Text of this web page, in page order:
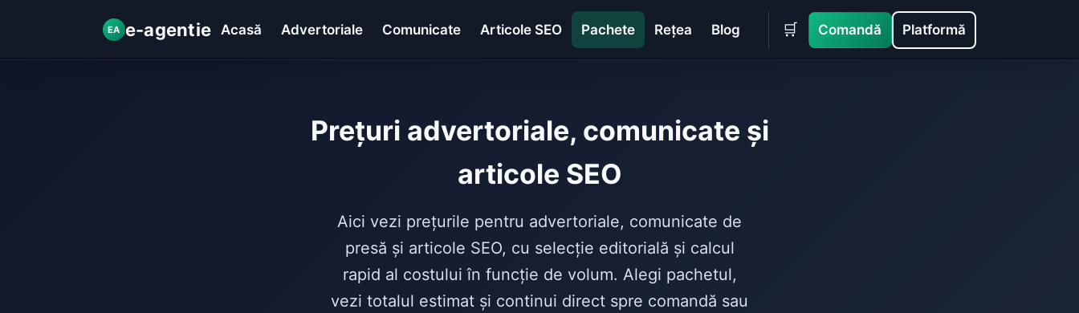
EA e-agentie Acasă Advertoriale Comunicate Articole SEO Pachete Rețea Blog 🛒 Comandă Platformă
Prețuri advertoriale, comunicate și
articole SEO
Aici vezi prețurile pentru advertoriale, comunicate de
presă și articole SEO, cu selecție editorială și calcul
rapid al costului în funcție de volum. Alegi pachetul,
vezi totalul estimat și continui direct spre comandă sau